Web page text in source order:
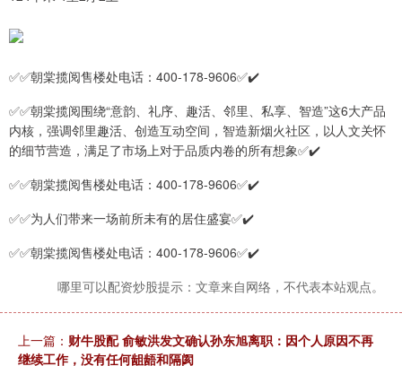
✅✅朝棠揽阅售楼处电话：400-178-9606✅✔️
✅✅朝棠揽阅围绕“意韵、礼序、趣活、邻里、私享、智造”这6大产品
内核，强调邻里趣活、创造互动空间，智造新烟火社区，以人文关怀
的细节营造，满足了市场上对于品质内卷的所有想象✅✔️
✅✅朝棠揽阅售楼处电话：400-178-9606✅✔️
✅✅为人们带来一场前所未有的居住盛宴✅✔️
✅✅朝棠揽阅售楼处电话：400-178-9606✅✔️
哪里可以配资炒股提示：文章来自网络，不代表本站观点。
上一篇： 财牛股配 俞敏洪发文确认孙东旭离职：因个人原因不再
继续工作，没有任何龃龉和隔阂